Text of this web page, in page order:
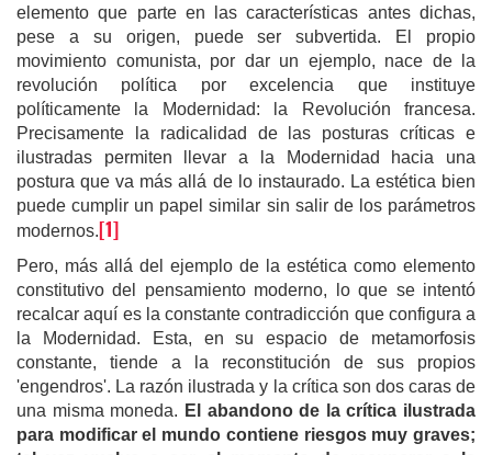
elemento que parte en las características antes dichas,
pese a su origen, puede ser subvertida. El propio
movimiento comunista, por dar un ejemplo, nace de la
revolución política por excelencia que instituye
políticamente la Modernidad: la Revolución francesa.
Precisamente la radicalidad de las posturas críticas e
ilustradas permiten llevar a la Modernidad hacia una
postura que va más allá de lo instaurado. La estética bien
puede cumplir un papel similar sin salir de los parámetros
modernos.[1]
Pero, más allá del ejemplo de la estética como elemento
constitutivo del pensamiento moderno, lo que se intentó
recalcar aquí es la constante contradicción que configura a
la Modernidad. Esta, en su espacio de metamorfosis
constante, tiende a la reconstitución de sus propios
'engendros'. La razón ilustrada y la crítica son dos caras de
una misma moneda. El abandono de la crítica ilustrada
para modificar el mundo contiene riesgos muy graves;